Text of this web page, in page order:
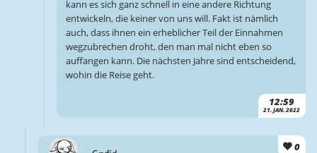
12:59
21. JAN. 2022
kann es sich ganz schnell in eine andere Richtung
entwickeln, die keiner von uns will. Fakt ist nämlich
auch, dass ihnen ein erheblicher Teil der Einnahmen
wegzubrechen droht, den man mal nicht eben so
auffangen kann. Die nächsten Jahre sind entscheidend,
wohin die Reise geht.
0